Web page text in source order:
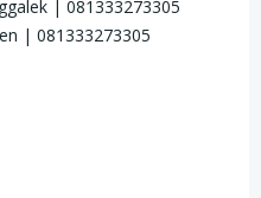
| 081333273305
| 081333273305